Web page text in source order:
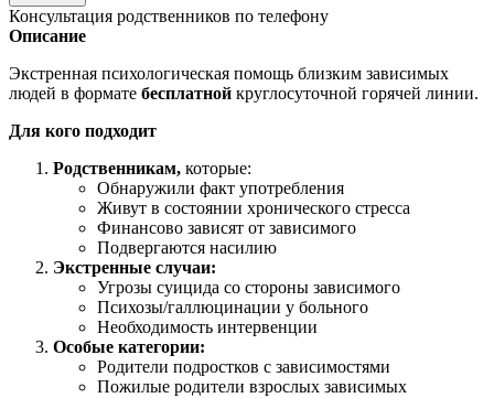
Консультация родственников по телефону
Описание
Экстренная психологическая помощь близким зависимых
людей в формате бесплатной круглосуточной горячей линии.
Для кого подходит
Родственникам, которые:
Обнаружили факт употребления
Живут в состоянии хронического стресса
Финансово зависят от зависимого
Подвергаются насилию
Экстренные случаи:
Угрозы суицида со стороны зависимого
Психозы/галлюцинации у больного
Необходимость интервенции
Особые категории:
Родители подростков с зависимостями
Пожилые родители взрослых зависимых